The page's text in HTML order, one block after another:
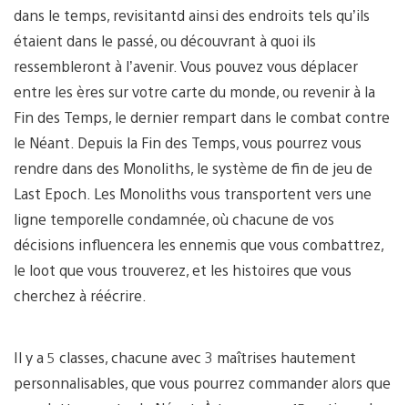
dans le temps, revisitantd ainsi des endroits tels qu’ils
étaient dans le passé, ou découvrant à quoi ils
ressembleront à l’avenir. Vous pouvez vous déplacer
entre les ères sur votre carte du monde, ou revenir à la
Fin des Temps, le dernier rempart dans le combat contre
le Néant. Depuis la Fin des Temps, vous pourrez vous
rendre dans des Monoliths, le système de fin de jeu de
Last Epoch. Les Monoliths vous transportent vers une
ligne temporelle condamnée, où chacune de vos
décisions influencera les ennemis que vous combattrez,
le loot que vous trouverez, et les histoires que vous
cherchez à réécrire.
Il y a 5 classes, chacune avec 3 maîtrises hautement
personnalisables, que vous pourrez commander alors que